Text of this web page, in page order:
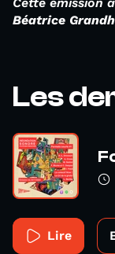
Béatrice
Les
Lire